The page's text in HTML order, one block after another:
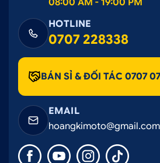
08:00 AM - 19:00 PM
HOTLINE
0707 228338
BÁN SỈ & ĐỐI TÁC 0707
EMAIL
hoangkimoto@gmail.com